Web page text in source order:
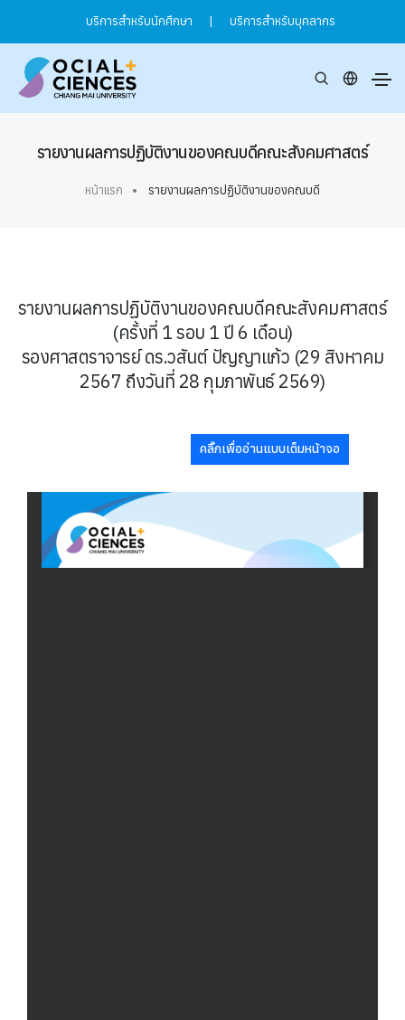
บริการสำหรับนักศึกษา | บริการสำหรับบุคลากร
รายงานผลการปฏิบัติงานของคณบดีคณะสังคมศาสตร์
หน้าแรก รายงานผลการปฏิบัติงานของคณบดี
รายงานผลการปฏิบัติงานของคณบดีคณะสังคมศาสตร์
(ครั้งที่ 1 รอบ 1 ปี 6 เดือน)
รองศาสตราจารย์ ดร.วสันต์ ปัญญาแก้ว (29 สิงหาคม
2567 ถึงวันที่ 28 กุมภาพันธ์ 2569)
คลิ๊กเพื่ออ่านแบบเต็มหน้าจอ